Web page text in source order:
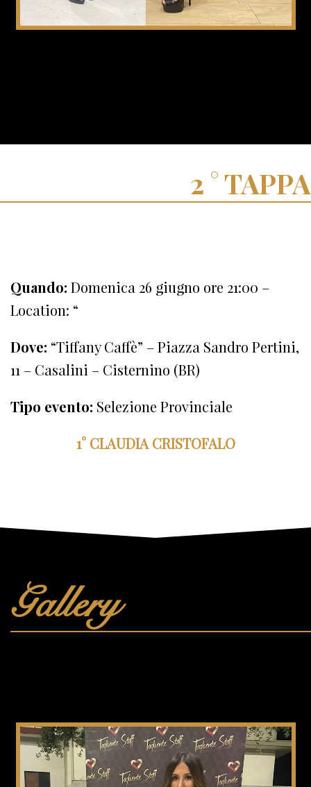
TAPPA
Quando: Domenica 26 giugno ore 21:00 –
Location: “
Dove: “Tiffany Caffè” – Piazza Sandro Pertini,
11 – Casalini – Cisternino (BR)
Tipo evento: Selezione Provinciale
1° CLAUDIA CRISTOFALO
Gallery